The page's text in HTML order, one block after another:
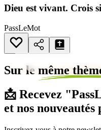
Dieu est vivant. Crois
PassLeMot
Sur le même
📩 Recevez
et nos